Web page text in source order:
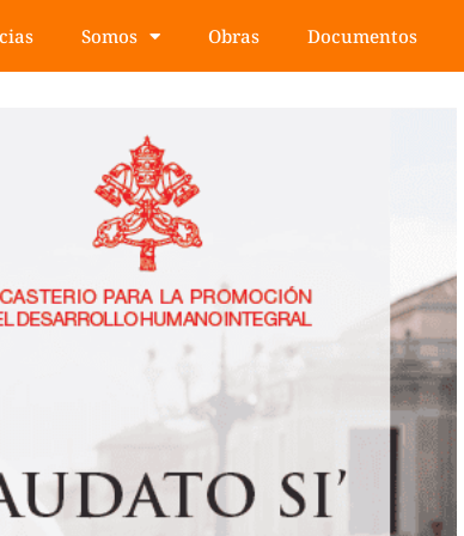
Somos Obras Documentos